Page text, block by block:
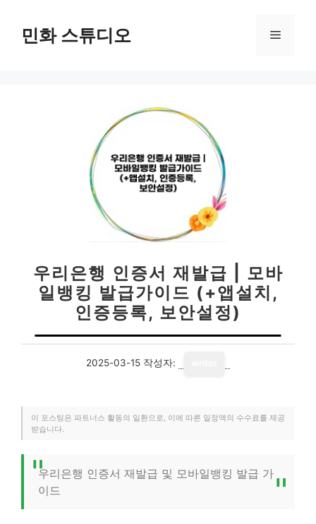
민화 스튜디오 메
우리은행 인증서 재발급 | 모바
일뱅킹 발급가이드 (+앱설치,
인증등록, 보안설정)
2025-03-15 작성자:
이 포스팅은 파트너스 활동의 일환으로, 이에 따른 일정액의 수수료를 제공
받습니다.
우리은행 인증서 재발급 및 모바일뱅킹 발급 가
이드